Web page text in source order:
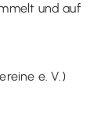
und auf
e. V.)